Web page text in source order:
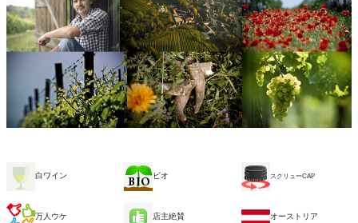
白ワイン ビオ スクリューCAP
万人ウケ 店主絶賛 オーストリア